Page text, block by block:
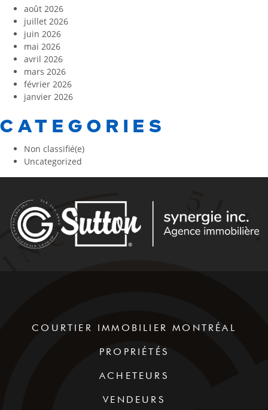
août 2026
juillet 2026
juin 2026
mai 2026
avril 2026
mars 2026
février 2026
janvier 2026
CATEGORIES
Non classifié(e)
Uncategorized
COURTIER IMMOBILIER MONTRÉAL
PROPRIÉTÉS
ACHETEURS
VENDEURS